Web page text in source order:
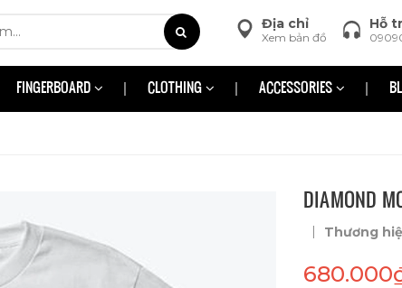
Hỗ
Địa chỉ
Xem bản đồ
FINGERBOARD CLOTHING ACCESSORIES
DIAMOND
| Thương